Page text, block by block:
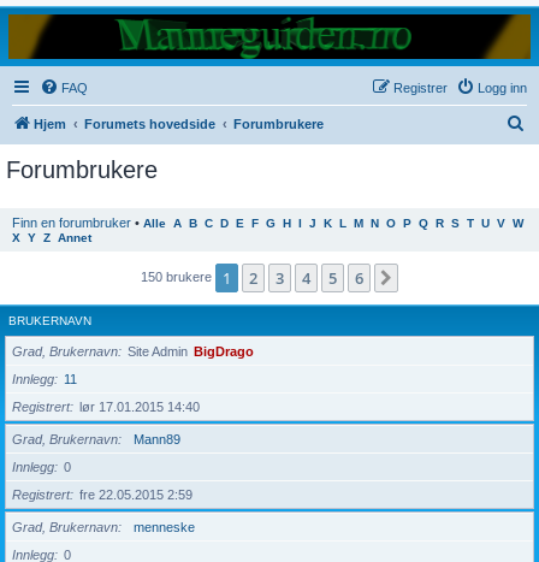
FAQ Logg inn
Registrer
Hjem Forumets hovedside Forumbrukere
Forumbrukere
Finn en forumbruker • Alle A B C D E F G H I J K L M N O P Q R S T U V W
X Y Z Annet
150 brukere 1 2 3 4 5 6
BRUKERNAVN
Grad, Brukernavn Site Admin BigDrago
Innlegg
11
Registrert
lør 17.01.2015 14:40
Grad, Brukernavn
Mann89
Innlegg
0
Registrert
fre 22.05.2015 2:59
Grad, Brukernavn
menneske
Innlegg
0